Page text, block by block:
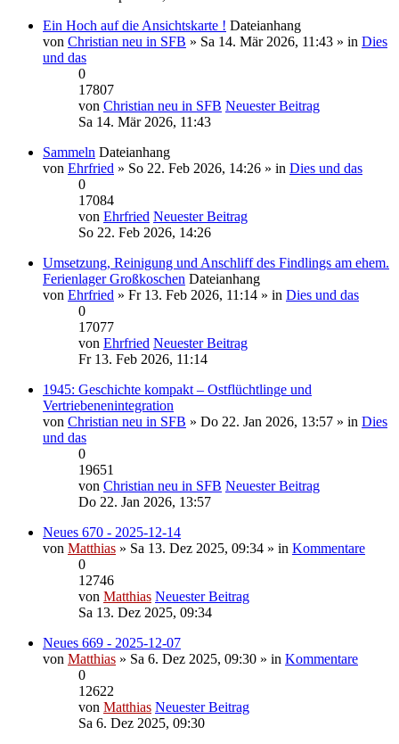
Ein Hoch auf die Ansichtskarte ! Dateianhang
von Christian neu in SFB » Sa 14. Mär 2026, 11:43 » in Dies
und das
0
17807
von Christian neu in SFB Neuester Beitrag
Sa 14. Mär 2026, 11:43
Sammeln Dateianhang
von Ehrfried » So 22. Feb 2026, 14:26 » in Dies und das
0
17084
von Ehrfried Neuester Beitrag
So 22. Feb 2026, 14:26
Umsetzung, Reinigung und Anschliff des Findlings am ehem.
Ferienlager Großkoschen Dateianhang
von Ehrfried » Fr 13. Feb 2026, 11:14 » in Dies und das
0
17077
von Ehrfried Neuester Beitrag
Fr 13. Feb 2026, 11:14
1945: Geschichte kompakt – Ostflüchtlinge und
Vertriebenenintegration
von Christian neu in SFB » Do 22. Jan 2026, 13:57 » in Dies
und das
0
19651
von Christian neu in SFB Neuester Beitrag
Do 22. Jan 2026, 13:57
Neues 670 - 2025-12-14
von Matthias » Sa 13. Dez 2025, 09:34 » in Kommentare
0
12746
von Matthias Neuester Beitrag
Sa 13. Dez 2025, 09:34
Neues 669 - 2025-12-07
von Matthias » Sa 6. Dez 2025, 09:30 » in Kommentare
0
12622
von Matthias Neuester Beitrag
Sa 6. Dez 2025, 09:30